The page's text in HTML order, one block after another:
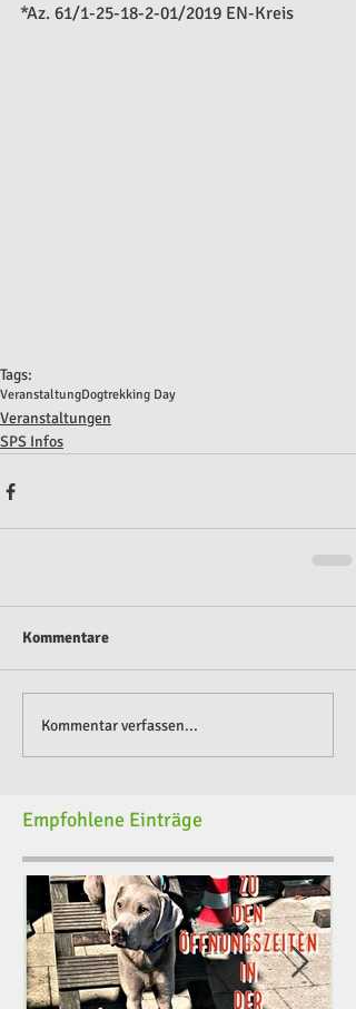
*Az. 61/1-25-18-2-01/2019 EN-Kreis
Tags:
VeranstaltungDogtrekking Day
Veranstaltungen
SPS Infos
Kommentare
Kommentar verfassen...
Empfohlene Einträge